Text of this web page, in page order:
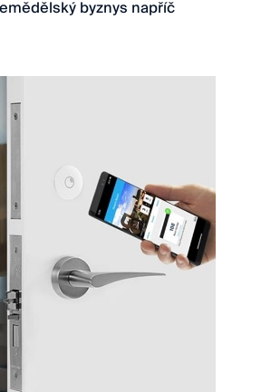
byznys napříč